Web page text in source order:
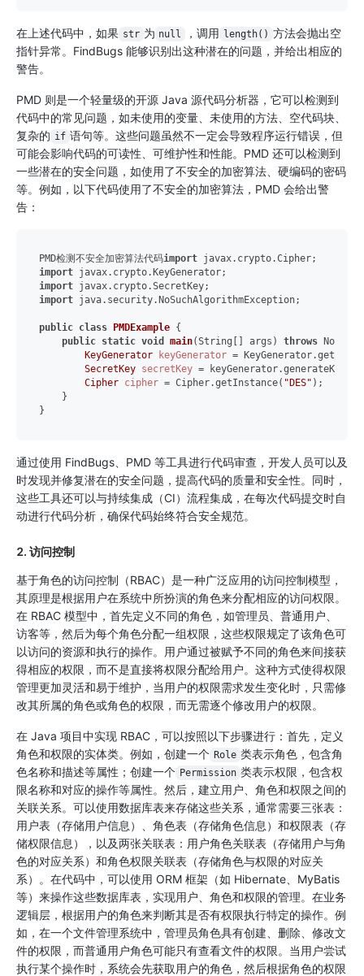
在上述代码中，如果 str 为 null ，调用 length() 方法会抛出空
指针异常。FindBugs 能够识别出这种潜在的问题，并给出相应的
警告。
PMD 则是一个轻量级的开源 Java 源代码分析器，它可以检测到
代码中的常见问题，如未使用的变量、未使用的方法、空代码块、
复杂的 if 语句等。这些问题虽然不一定会导致程序运行错误，但
可能会影响代码的可读性、可维护性和性能。PMD 还可以检测到
一些潜在的安全问题，如使用了不安全的加密算法、硬编码的密码
等。例如，以下代码使用了不安全的加密算法，PMD 会给出警
告：
PMD检测不安全加密算法代码import
import
import
import java.security.NoSuchAlgorithmException;
public class PMDExample {
public static void main(String[] args) throws
KeyGenerator
keyGenerator =
SecretKey secretKey = keyGenerator.generateKey();
Cipher cipher = Cipher.getInstance( "DES" );
    }
通过使用 FindBugs、PMD 等工具进行代码审查，开发人员可以及
时发现并修复潜在的安全问题，提高代码的质量和安全性。同时，
这些工具还可以与持续集成（CI）流程集成，在每次代码提交时自
动进行代码分析，确保代码始终符合安全规范。
2. 访问控制
基于角色的访问控制（RBAC）是一种广泛应用的访问控制模型，
其原理是根据用户在系统中所扮演的角色来分配相应的访问权限。
在 RBAC 模型中，首先定义不同的角色，如管理员、普通用户、
访客等，然后为每个角色分配一组权限，这些权限规定了该角色可
以访问的资源和执行的操作。用户通过被赋予不同的角色来间接获
得相应的权限，而不是直接将权限分配给用户。这种方式使得权限
管理更加灵活和易于维护，当用户的权限需求发生变化时，只需修
改其所属的角色或角色的权限，而无需逐个修改用户的权限。
在 Java 项目中实现 RBAC，可以按照以下步骤进行：首先，定义
角色和权限的实体类。例如，创建一个 Role 类表示角色，包含角
色名称和描述等属性；创建一个 Permission 类表示权限，包含权
限名称和对应的操作等属性。然后，建立用户、角色和权限之间的
关联关系。可以使用数据库表来存储这些关系，通常需要三张表：
用户表（存储用户信息）、角色表（存储角色信息）和权限表（存
储权限信息），以及两张关联表：用户角色关联表（存储用户与角
色的对应关系）和角色权限关联表（存储角色与权限的对应关
系）。在代码中，可以使用 ORM 框架（如 Hibernate、MyBatis
等）来操作这些数据库表，实现用户、角色和权限的管理。在业务
逻辑层，根据用户的角色来判断其是否有权限执行特定的操作。例
如，在一个文件管理系统中，管理员角色具有创建、删除、修改文
件的权限，而普通用户角色可能只有查看文件的权限。当用户尝试
执行某个操作时，系统会先获取用户的角色，然后根据角色的权限